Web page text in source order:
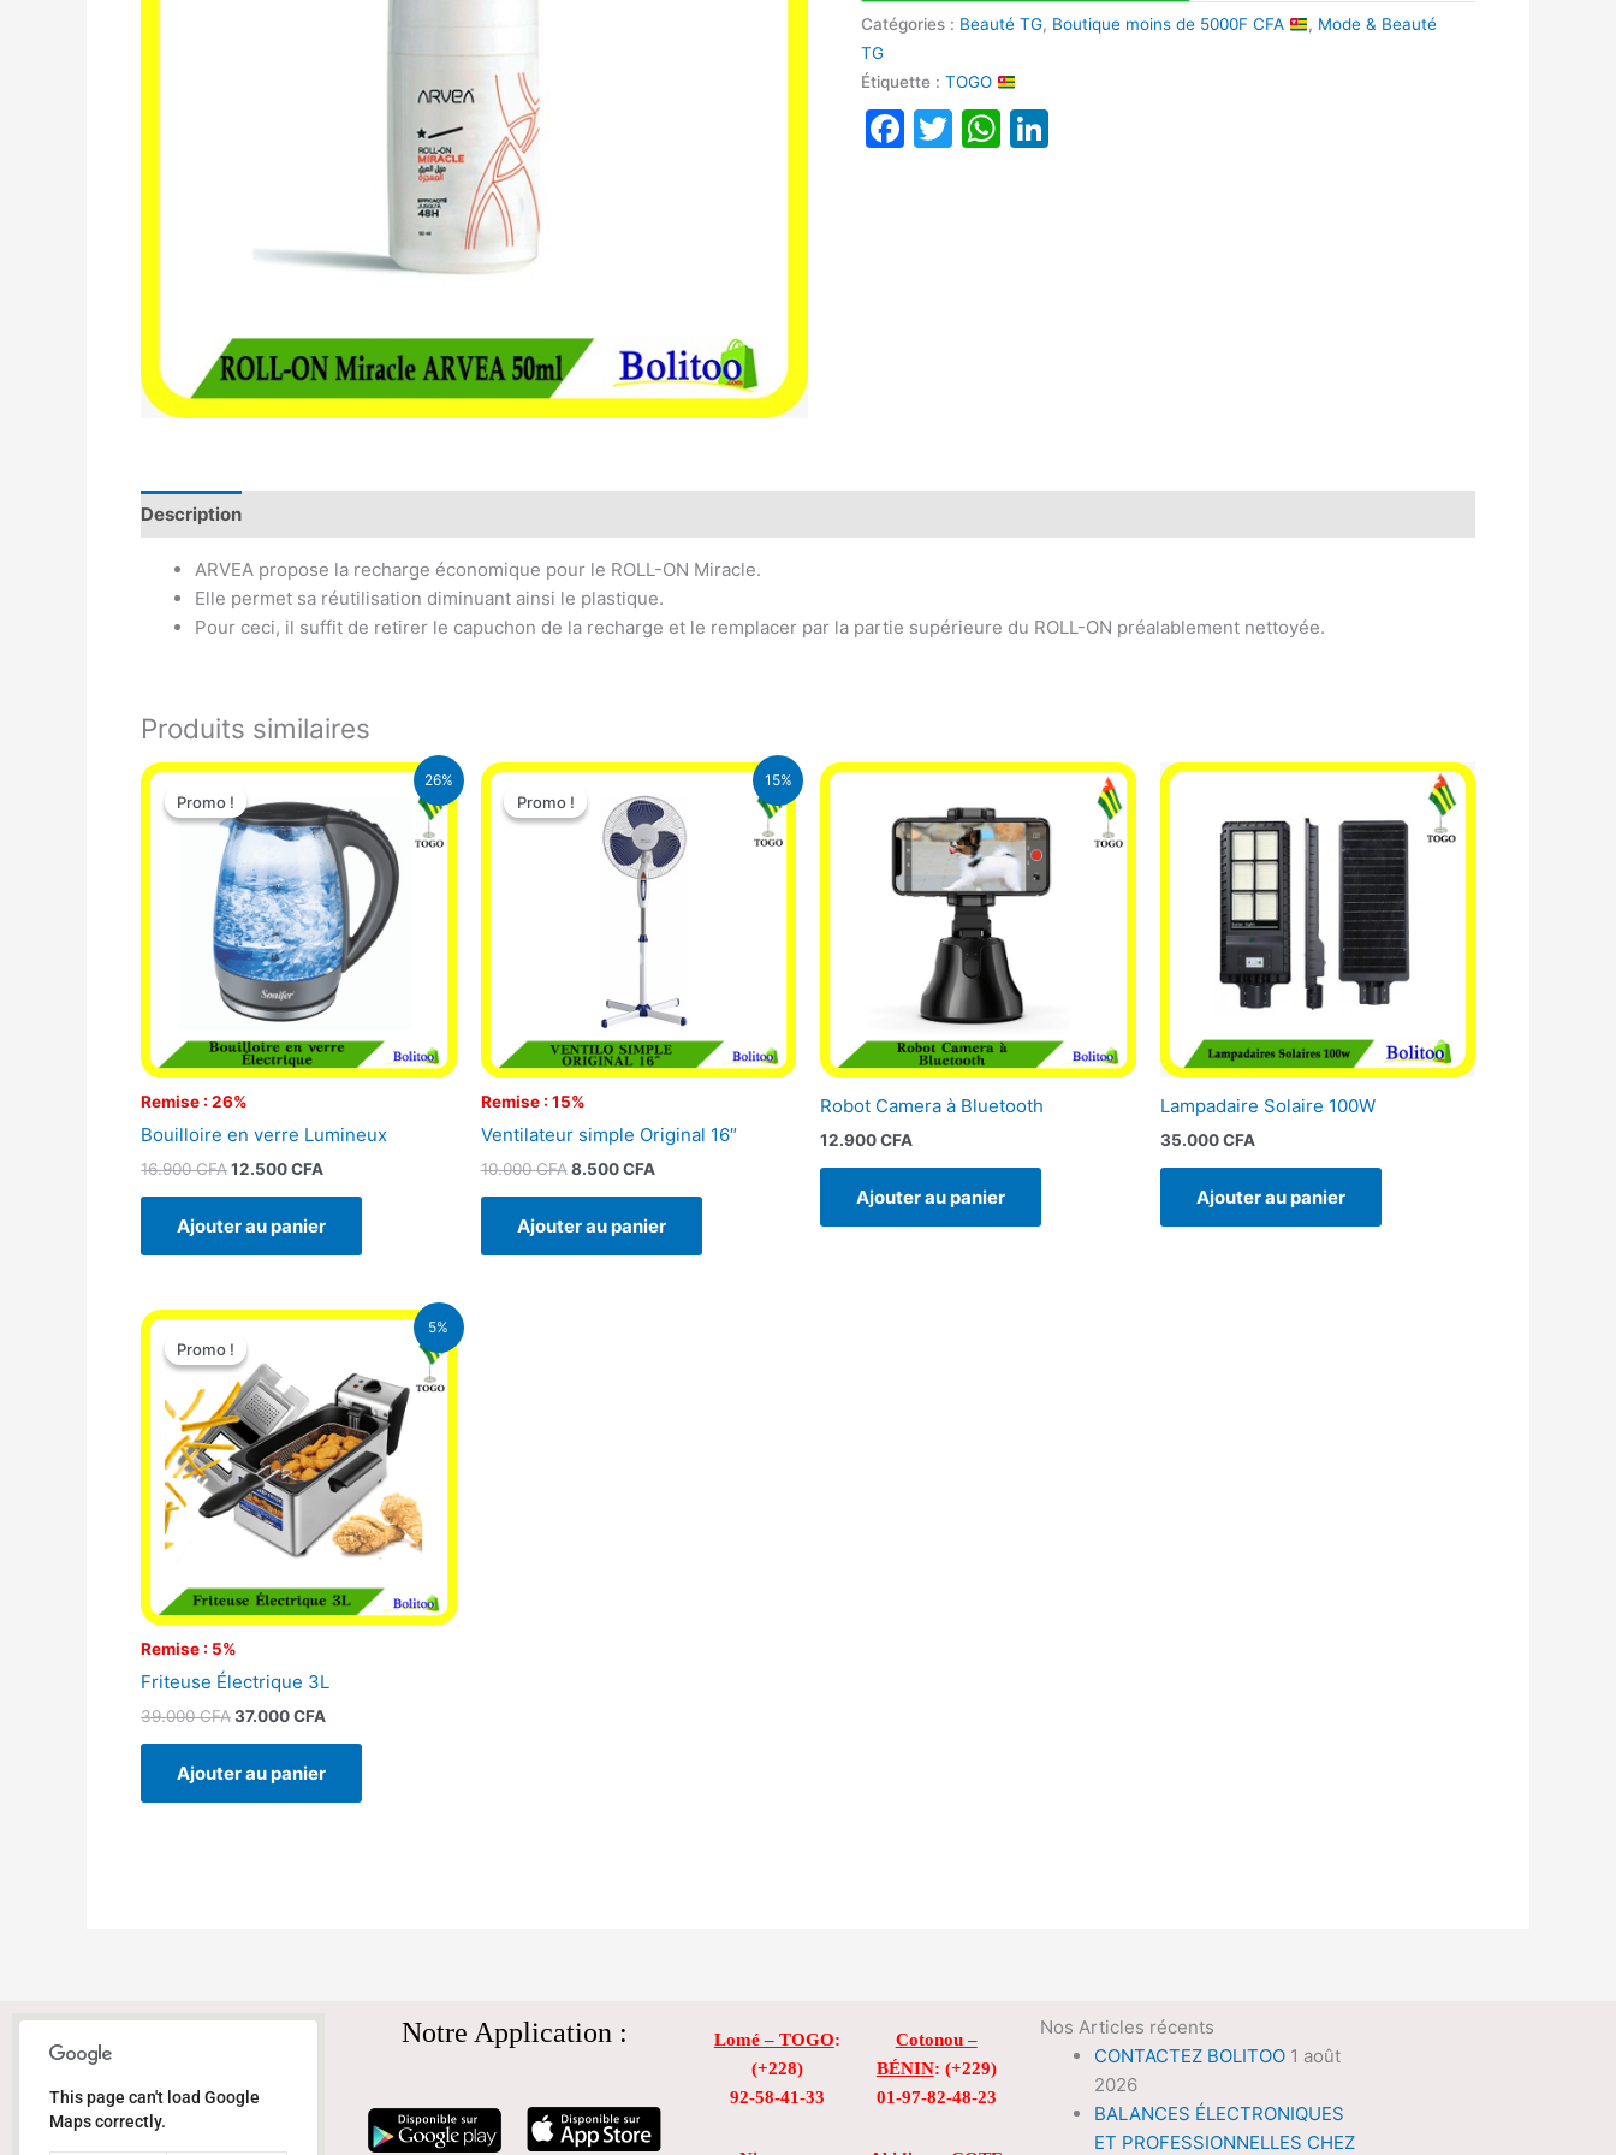
Catégories : Beauté TG, Boutique moins de 5000F CFA , Mode & Beauté
TG
Étiquette :TOGO
Facebook
TwitterWhatsApp
Description
ARVEA propose la recharge économique pour le ROLL-ON Miracle.
Elle permet sa réutilisation diminuant ainsi le plastique.
Pour ceci, il suffit de retirer le capuchon de la recharge et le remplacer par la partie supérieure du ROLL-ON préalablement nettoyée.
Produits similaires
26%
Promo !
Remise : 26%
Promo !
Bouilloire en verre Lumineux
16.900CFA
Le
initial
était :
16.900 CFA.
12.500CFA
Le
actuel
est :
12.500 CFA.
Ajouter au panier
15%
Promo !
Remise : 15%
Promo !
Ventilateur simple Original 16″
10.000CFA
Le
initial
était :
10.000 CFA.
8.500CFA
Le
actuel
est :
8.500 CFA.
Ajouter au panier
Robot Camera à Bluetooth
12.900CFA
Ajouter au panier
Lampadaire Solaire 100W
35.000CFA
Ajouter au panier
5%
Promo !
Remise : 5%
Promo !
Friteuse Électrique 3L
39.000CFA
Le
initial
était :
39.000 CFA.
37.000CFA
Le
est :
37.000 CFA.
Ajouter au panier
This page can't load Google
Maps correctly.
Notre Application : Lomé – TOGO:
(+228)
92-58-41-33
Cotonou –
BÉNIN: (+229)
01-97-82-48-23
Nos Articles récents
CONTACTEZ BOLITOO 1 août
2026
BALANCES ÉLECTRONIQUES
ET PROFESSIONNELLES CHEZ